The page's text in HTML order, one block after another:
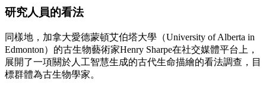
研究人員的看法
同樣地，加拿大愛德蒙頓艾伯塔大學（University of Alberta in
Edmonton）的古生物藝術家Henry Sharpe在社交媒體平台上，
展開了一項關於人工智慧生成的古代生命描繪的看法調查，目
標群體為古生物學家。